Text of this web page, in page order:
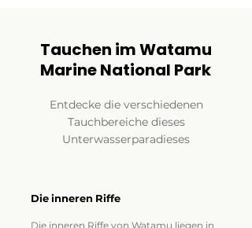
Tauchen im Watamu
Marine National Park
Entdecke die verschiedenen
Tauchbereiche dieses
Unterwasserparadieses
Die inneren Riffe
Die inneren Riffe von Watamu liegen in